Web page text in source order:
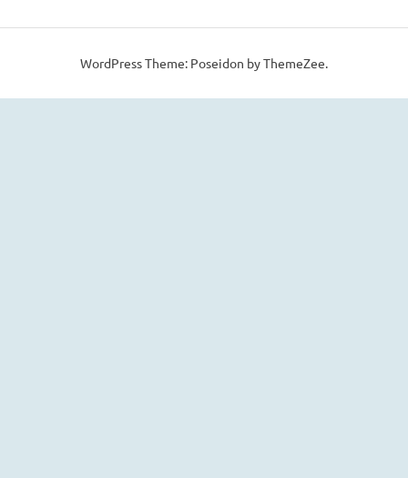
WordPress Theme: Poseidon byThemeZee.